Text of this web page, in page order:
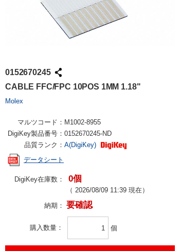
0152670245
CABLE FFC/FPC 10POS 1MM 1.18"
Molex
マルツコード： M1002-8955
DigiKey製品番号： 0152670245-ND
品質ランク： A(DigiKey)
データシート
DigiKey在庫数： 0個
（ 2026/08/09 11:39 現在）
納期： 要確認
購入数量 個